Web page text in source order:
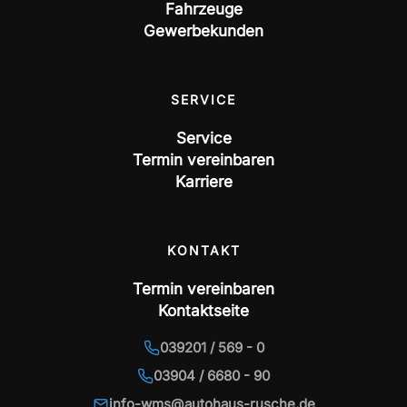
Fahrzeuge
Gewerbekunden
SERVICE
Service
Termin vereinbaren
Karriere
KONTAKT
Termin vereinbaren
Kontaktseite
039201 / 569 - 0
03904 / 6680 - 90